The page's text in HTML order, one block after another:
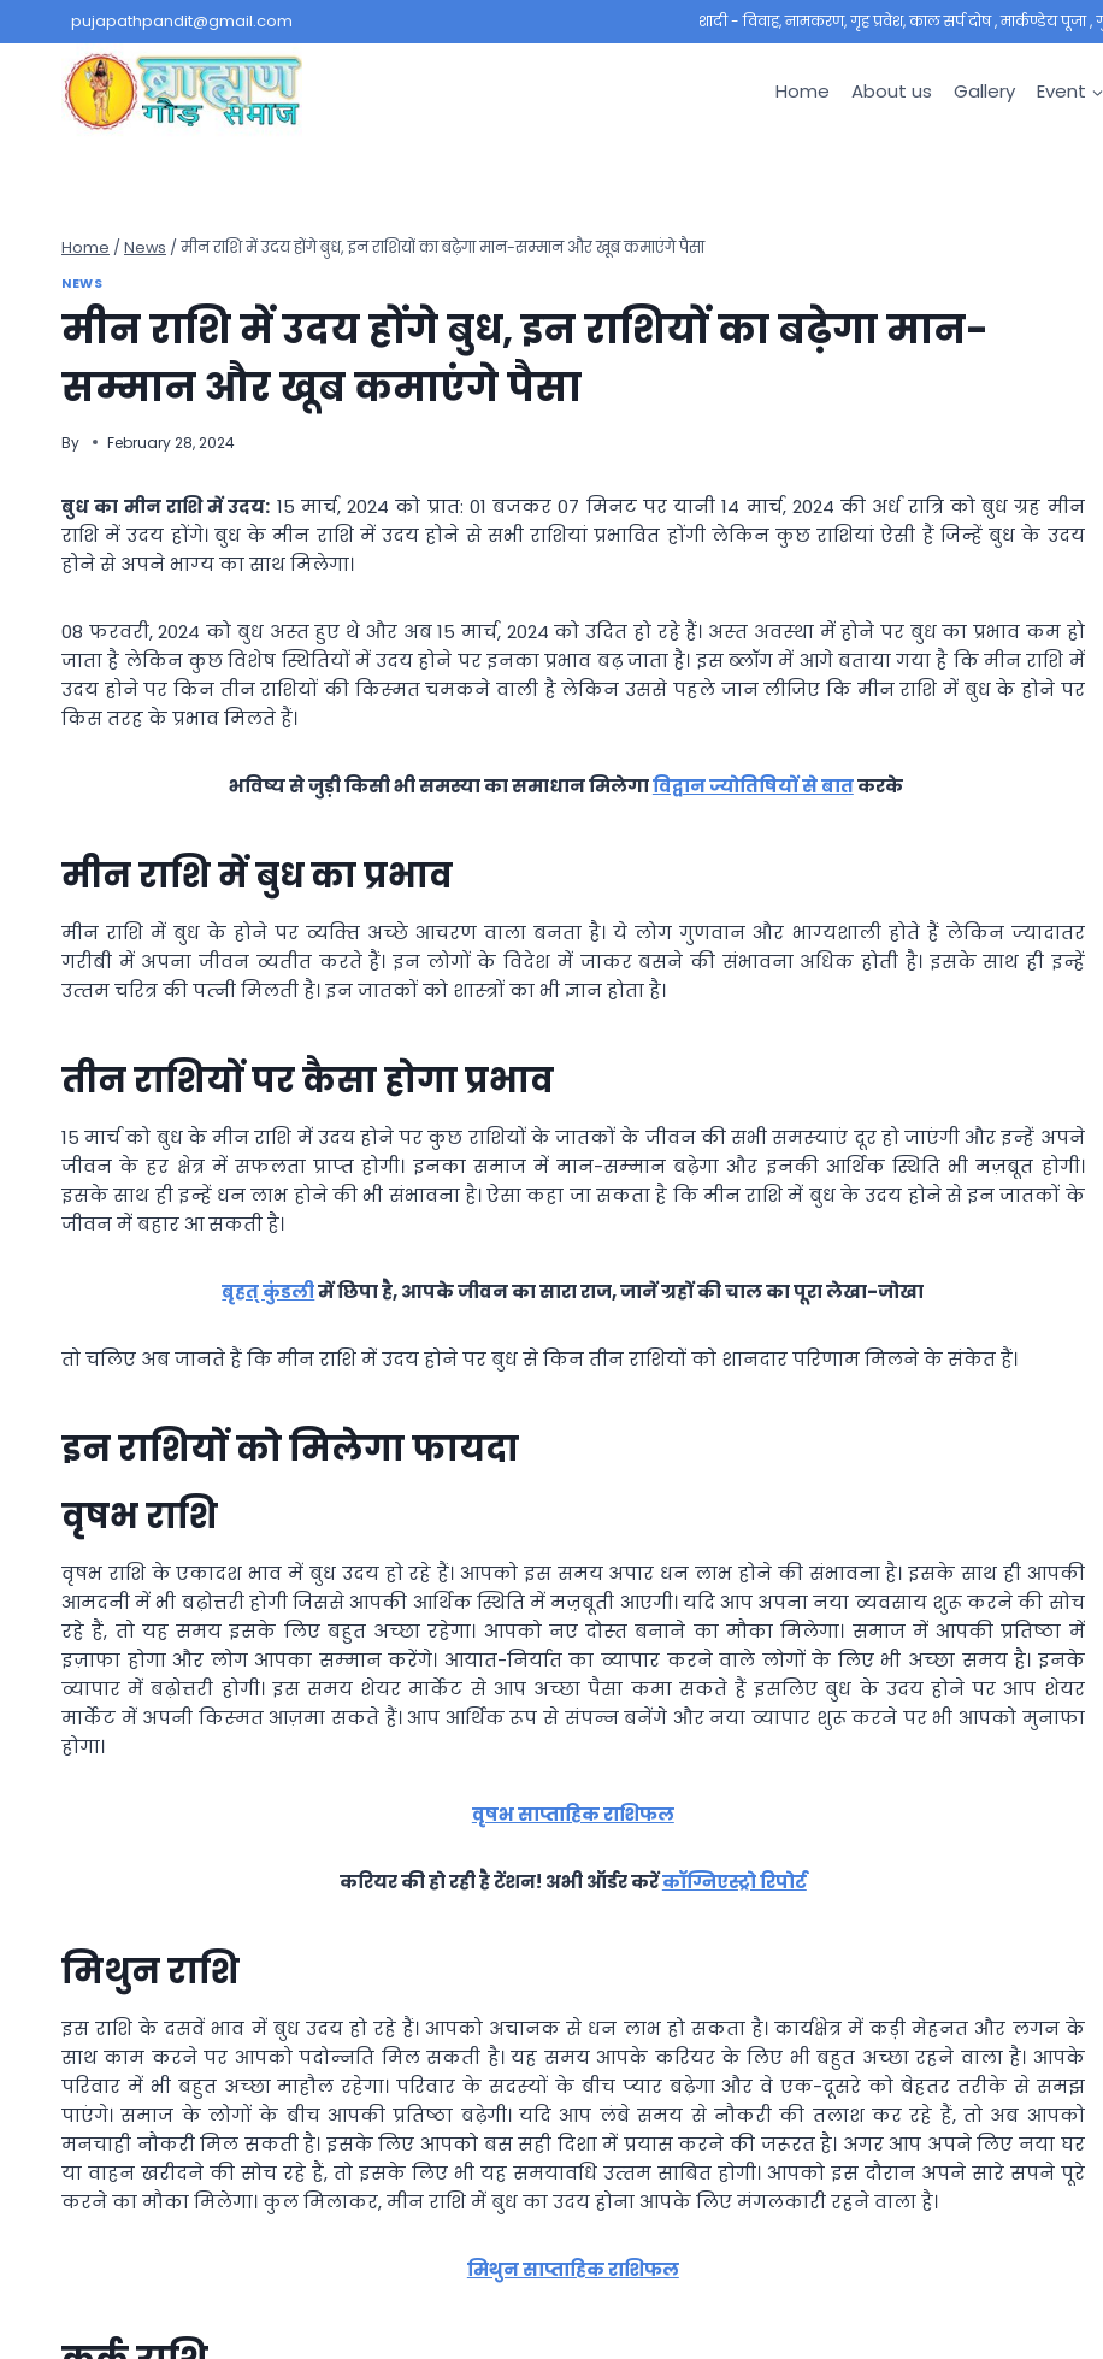
to
content
pujapathpandit@gmail.com शादी - विवाह, नामकरण, गृह प्रवेश, काल सर्प दोष , मार्कण्डेय पूजा
Home About us Gallery Event
Home / News / मीन राशि में उदय होंगे बुध, इन राशियों का बढ़ेगा मान-सम्‍मान और खूब कमाएंगे पैसा
NEWS
मीन राशि में उदय होंगे बुध, इन राशियों का बढ़ेगा मान-
सम्‍मान और खूब कमाएंगे पैसा
By February 28, 2024
बुध का मीन राशि में उदय: 15 मार्च, 2024 को प्रात: 01 बजकर 07 मिनट पर यानी 14 मार्च, 2024 की अर्ध रात्रि को बुध ग्रह मीन
राशि में उदय होंगे। बुध के मीन राशि में उदय होने से सभी राशियां प्रभावित होंगी लेकिन कुछ राशियां ऐसी हैं जिन्‍हें बुध के उदय
होने से अपने भाग्‍य का साथ मिलेगा।
08 फरवरी, 2024 को बुध अस्‍त हुए थे और अब 15 मार्च, 2024 को उदित हो रहे हैं। अस्‍त अवस्‍था में होने पर बुध का प्रभाव कम हो
जाता है लेकिन कुछ विशेष स्थितियों में उदय होने पर इनका प्रभाव बढ़ जाता है। इस ब्‍लॉग में आगे बताया गया है कि मीन राशि में
उदय होने पर किन तीन राशियों की किस्‍मत चमकने वाली है लेकिन उससे पहले जान लीजिए कि मीन राशि में बुध के होने पर
किस तरह के प्रभाव मिलते हैं।
भविष्य से जुड़ी किसी भी समस्या का समाधान मिलेगाविद्वान ज्योतिषियों से बातकरके
मीन राशि में बुध का प्रभाव
मीन राशि में बुध के होने पर व्‍यक्‍ति अच्‍छे आचरण वाला बनता है। ये लोग गुणवान और भाग्‍यशाली होते हैं लेकिन ज्‍यादातर
गरीबी में अपना जीवन व्‍यतीत करते हैं। इन लोगों के विदेश में जाकर बसने की संभावना अधिक होती है। इसके साथ ही इन्‍हें
उत्‍तम चरित्र की पत्‍नी मिलती है। इन जातकों को शास्‍त्रों का भी ज्ञान होता है।
तीन राशियों पर कैसा होगा प्रभाव
15 मार्च को बुध के मीन राशि में उदय होने पर कुछ राशियों के जातकों के जीवन की सभी समस्‍याएं दूर हो जाएंगी और इन्‍हें अपने
जीवन के हर क्षेत्र में सफलता प्राप्‍त होगी। इनका समाज में मान-सम्‍मान बढ़ेगा और इनकी आर्थिक स्थिति भी मज़बूत होगी।
इसके साथ ही इन्‍हें धन लाभ होने की भी संभावना है। ऐसा कहा जा सकता है कि मीन राशि में बुध के उदय होने से इन जातकों के
जीवन में बहार आ सकती है।
बृहत् कुंडलीमें छिपा है, आपके जीवन का सारा राज, जानें ग्रहों की चाल का पूरा लेखा-जोखा
तो चलिए अब जानते हैं कि मीन राशि में उदय होने पर बुध से किन तीन राशियों को शानदार परिणाम मिलने के संकेत हैं।
इन राशियों को मिलेगा फायदा
वृषभ राशि
वृषभ राशि के एकादश भाव में बुध उदय हो रहे हैं। आपको इस समय अपार धन लाभ होने की संभावना है। इसके साथ ही आपकी
आमदनी में भी बढ़ोत्तरी होगी जिससे आपकी आर्थिक स्थिति में मज़़बूती आएगी। यदि आप अपना नया व्‍यवसाय शुरू करने की सोच
रहे हैं, तो यह समय इसके लिए बहुत अच्‍छा रहेगा। आपको नए दोस्‍त बनाने का मौका मिलेगा। समाज में आपकी प्रतिष्‍ठा में
इज़ाफा होगा और लोग आपका सम्‍मान करेंगे। आयात-निर्यात का व्‍यापार करने वाले लोगों के लिए भी अच्‍छा समय है। इनके
व्‍यापार में बढ़ोत्तरी होगी। इस समय शेयर मार्केट से आप अच्‍छा पैसा कमा सकते हैं इसलिए बुध के उदय होने पर आप शेयर
मार्केट में अपनी किस्‍मत आज़मा सकते हैं। आप आर्थिक रूप से संपन्‍न बनेंगे और नया व्‍यापार शुरू करने पर भी आपको मुनाफा
होगा।
वृषभ साप्ताहिक राशिफल
करियर की हो रही है टेंशन! अभी ऑर्डर करेंकॉग्निएस्ट्रो रिपोर्ट
मिथुन राशि
इस राशि के दसवें भाव में बुध उदय हो रहे हैं। आपको अचानक से धन लाभ हो सकता है। कार्यक्षेत्र में कड़ी मेहनत और लगन के
साथ काम करने पर आपको पदोन्‍नति मिल सकती है। यह समय आपके करियर के लिए भी बहुत अच्‍छा रहने वाला है। आपके
परिवार में भी बहुत अच्‍छा माहौल रहेगा। परिवार के सदस्‍यों के बीच प्‍यार बढ़ेगा और वे एक-दूसरे को बेहतर तरीके से समझ
पाएंगे। समाज के लोगों के बीच आपकी प्रतिष्‍ठा बढ़ेगी। यदि आप लंबे समय से नौकरी की तलाश कर रहे हैं, तो अब आपको
मनचाही नौकरी मिल सकती है। इसके लिए आपको बस सही दिशा में प्रयास करने की जरूरत है। अगर आप अपने लिए नया घर
या वाहन खरीदने की सोच रहे हैं, तो इसके लिए भी यह समयावधि उत्‍तम साबित होगी। आपको इस दौरान अपने सारे सपने पूरे
करने का मौका मिलेगा। कुल मिलाकर, मीन राशि में बुध का उदय होना आपके लिए मंगलकारी रहने वाला है।
मिथुन साप्ताहिक राशिफल